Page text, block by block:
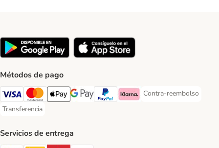
Métodos de pago
Visa Payment Method
Mastercard Payment Method
Apple Pay Payment Method
Google Pay Payment Method
PayPal Payment Method
Klarna Payment Method
Contra-reembolso
Contra-reembolso
Transferencia
Transferencia Payment Method
Servicios de entrega